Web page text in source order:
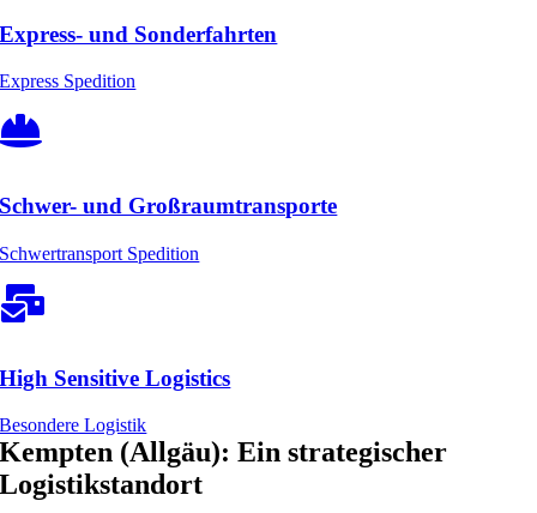
Express- und Sonderfahrten
Express Spedition
Schwer- und Großraumtransporte
Schwertransport Spedition
High Sensitive Logistics
Besondere Logistik
Kempten (Allgäu): Ein strategischer
Logistikstandort